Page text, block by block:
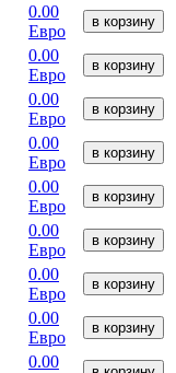
0.00
Евро
в корзину
0.00
Евро
в корзину
0.00
Евро
в корзину
0.00
Евро
в корзину
0.00
Евро
в корзину
0.00
Евро
в корзину
0.00
Евро
в корзину
0.00
Евро
в корзину
0.00